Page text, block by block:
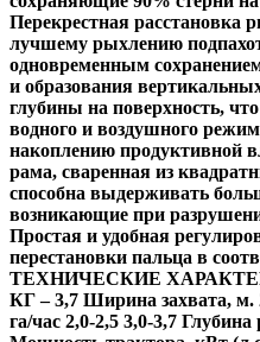
Перекрестная расстановка
лучшему рыхлению
одновременным
и образования
глубины на поверхность,
водного и воздушного
накоплению продуктивной
рама, сваренная из
способна выдерживать
возникающие при
Простая и удобная
перестановки пальца в
ТЕХНИЧЕСКИЕ
КГ – 3,7 Ширина захвата, м.
га/час 2,0-2,5 3,0-3,7